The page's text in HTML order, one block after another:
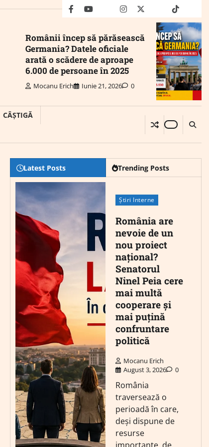
facebookyoutubeMailinstagram
twitter truthtiktok
Românii încep să părăsească
Germania? Datele oficiale
arată o scădere de aproape
6.000 de persoane în 2025
Mocanu Erich Iunie 21, 2026 0
CÂȘTIGĂ
Latest Posts Trending Posts
Știri Interne
România are
nevoie de un
nou proiect
național?
Senatorul
Ninel Peia cere
mai multă
cooperare și
mai puțină
confruntare
politică
Mocanu Erich
August 3, 2026
0
România
traversează o
perioadă în care,
deși dispune de
resurse